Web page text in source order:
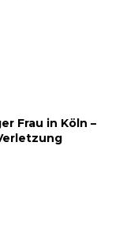
Frau in Köln –